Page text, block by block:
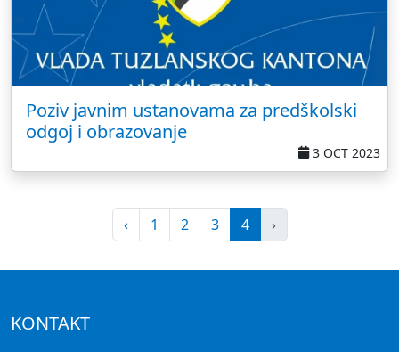
Poziv javnim ustanovama za predškolski
odgoj i obrazovanje
3 OCT 2023
‹ 1 2 3 4 ›
KONTAKT